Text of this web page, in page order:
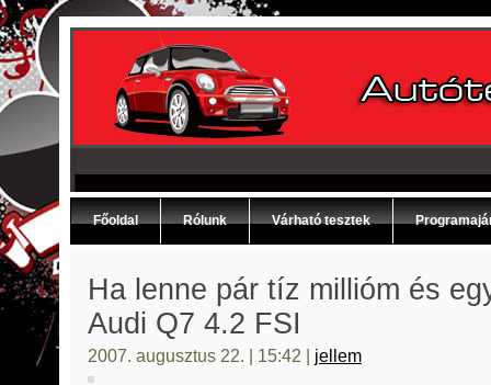
Főoldal Rólunk Várható tesztek
Ha lenne pár tíz millióm és
Audi Q7 4.2 FSI
2007. augusztus 22. | 15:42 | jellem